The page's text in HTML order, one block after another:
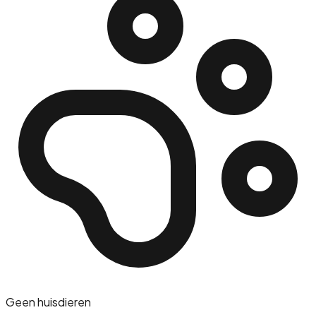
Geen huisdieren